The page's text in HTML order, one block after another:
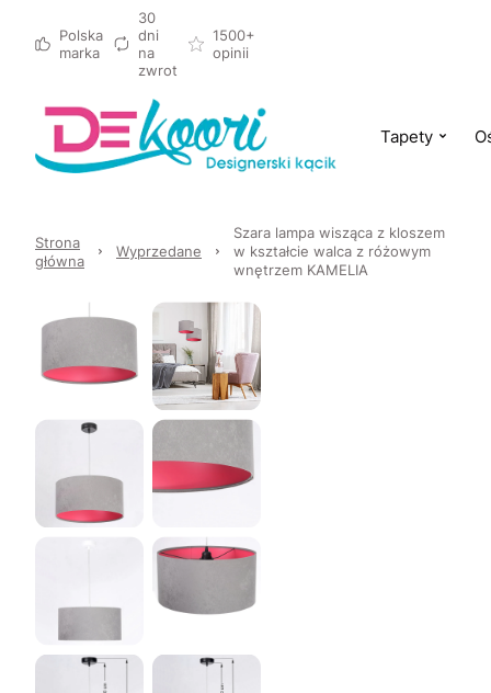
Polska
marka
30
dni
na
zwrot
1500+
opinii
Tapety
Strona
główna
Wyprzedane
Szara lampa wisząca z kloszem
w kształcie walca z różowym
wnętrzem KAMELIA